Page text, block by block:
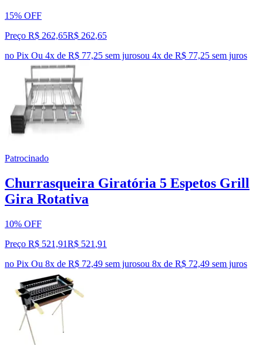
15% OFF
Preço R$ 262,65R$ 262,65
no Pix Ou 4x de R$ 77,25 sem jurosou 4x de R$ 77,25 sem juros
Patrocinado
Churrasqueira Giratória 5 Espetos Grill
Gira Rotativa
10% OFF
Preço R$ 521,91R$ 521 ,91
no Pix Ou 8x de R$ 72,49 sem jurosou 8x de R$ 72,49 sem juros